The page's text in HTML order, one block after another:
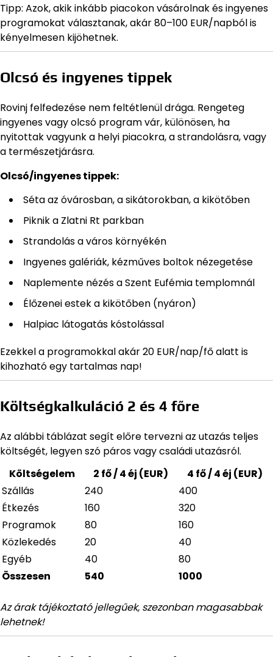
Tipp: Azok, akik inkább piacokon vásárolnak és ingyenes
programokat választanak, akár 80–100 EUR/napból is
kényelmesen kijöhetnek.
Olcsó és ingyenes tippek
Rovinj felfedezése nem feltétlenül drága. Rengeteg
ingyenes vagy olcsó program vár, különösen, ha
nyitottak vagyunk a helyi piacokra, a strandolásra, vagy
a természetjárásra.
Olcsó/ingyenes tippek:
Séta az óvárosban, a sikátorokban, a kikötőben
Piknik a Zlatni Rt parkban
Strandolás a város környékén
Ingyenes galériák, kézműves boltok nézegetése
Naplemente nézés a Szent Eufémia templomnál
Élőzenei estek a kikötőben (nyáron)
Halpiac látogatás kóstolással
Ezekkel a programokkal akár 20 EUR/nap/fő alatt is
kihozható egy tartalmas nap!
Költségkalkuláció 2 és 4 főre
Az alábbi táblázat segít előre tervezni az utazás teljes
költségét, legyen szó páros vagy családi utazásról.
Költségelem
2 fő / 4 éj (EUR)
4 fő / 4 éj (EUR)
Szállás
240
400
Étkezés
160
320
Programok
80
160
Közlekedés
20
40
Egyéb
40
80
Összesen
540 1000
Az árak tájékoztató jellegűek, szezonban magasabbak
lehetnek!